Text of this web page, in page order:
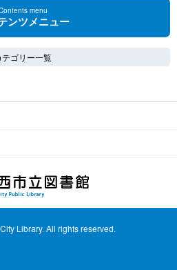
menu
ンツメニュー
テゴリー一覧
Library. All rights reserved.